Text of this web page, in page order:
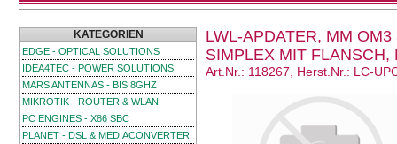
KATEGORIEN
EDGE - OPTICAL SOLUTIONS
IDEA4TEC - POWER SOLUTIONS
MARS ANTENNAS - BIS 8GHZ
MIKROTIK - ROUTER & WLAN
PC ENGINES - X86 SBC
PLANET - DSL & MEDIACONVERTER
LWL-APDATER, MM
SIMPLEX MIT FLANSCH,
Art.Nr.: 118267, Herst.Nr.: LC-